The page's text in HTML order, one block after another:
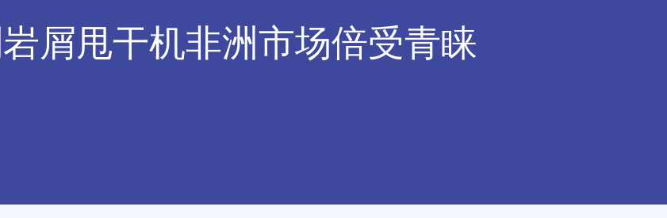
屑甩干机非洲市场倍受青睐